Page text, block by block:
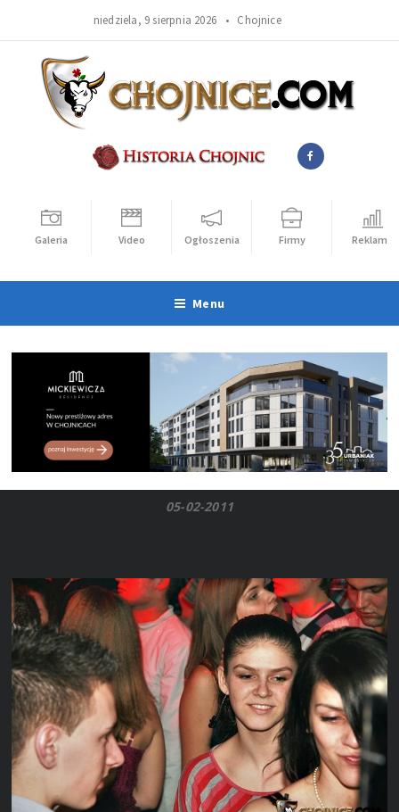
niedziela, 9 sierpnia 2026 • Chojnice
Galeria Video Ogłoszenia Firmy Reklama
Menu
05-02-2011